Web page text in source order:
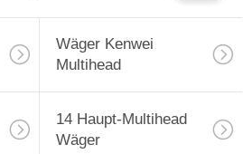
Wäger Kenwei
Multihead
14 Haupt-Multihead
Wäger